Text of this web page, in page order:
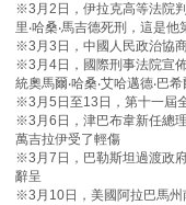
※3月2日，伊拉克高等法院
里‧哈桑‧馬吉德死刑，這是
※3月3日，中國人民政治協
※3月4日，國際刑事法院宣
統奧馬爾‧哈桑‧艾哈邁德‧巴
※3月5日至13日，第十一屆
※3月6日，津巴布韋新任總
萬吉拉伊受了輕傷
※3月7日，巴勒斯坦過渡政
辭呈
※3月10日，美國阿拉巴馬州